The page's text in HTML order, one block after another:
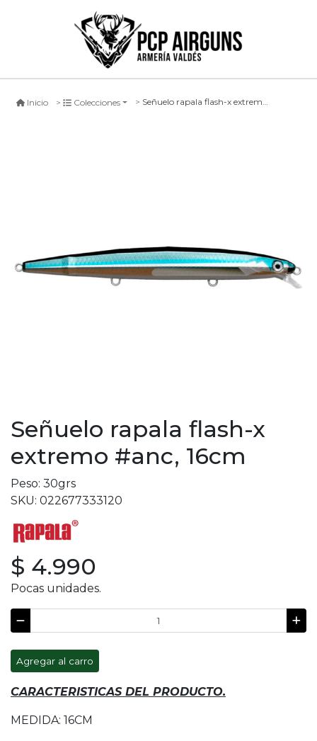
Inicio Colecciones Señuelo rapala flash-x extremo #anc, 16cm
Señuelo rapala flash-x
extremo #anc, 16cm
Peso: 30grs
SKU: 022677333120
$ 4.990
Pocas unidades.
Agregar al carro
CARACTERISTICAS DEL PRODUCTO.
MEDIDA: 16CM